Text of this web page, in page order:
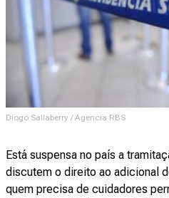
Diogo Sallaberry / Agencia RBS
Está suspensa no país a
discutem o direito ao adicional
quem precisa de cuidadores